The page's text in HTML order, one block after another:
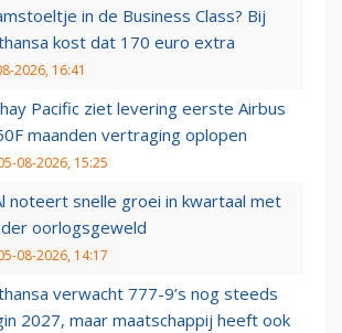
in de Business Class? Bij
kost dat 170 euro extra
2026, 16:41
Pacific ziet levering eerste Airbus
maanden vertraging oplopen
08-2026, 15:25
noteert snelle groei in kwartaal met
oorlogsgeweld
08-2026, 14:17
verwacht 777-9’s nog steeds
2027, maar maatschappij heeft ook